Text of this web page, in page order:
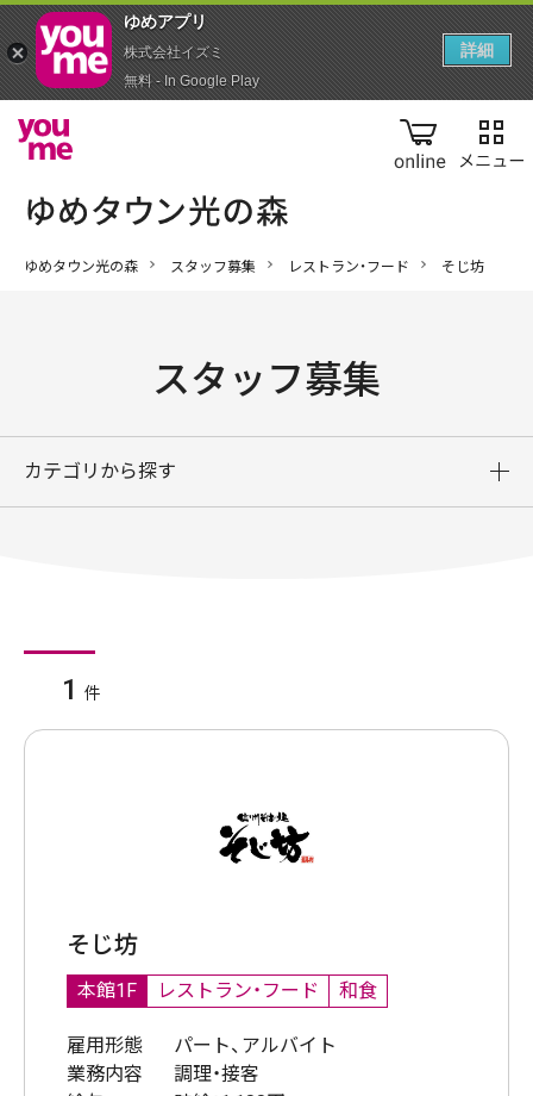
online
ゆめタウン光の森 スタッフ募集 レストラン・フード そじ坊
スタッフ募集
カテゴリから探す
1 件
そじ坊
本館1F レストラン・フード 和食
雇用形態
パート、アルバイト
業務内容
調理・接客
ゆめアプ‪リ‬
株式会社イズミ
無料 - In Google Play
詳細